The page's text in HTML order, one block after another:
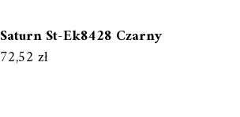
Saturn St-Ek8428 Czarny
72,52 zł